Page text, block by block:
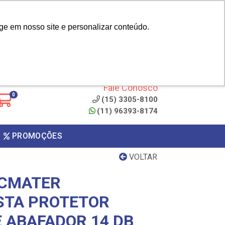
em nosso site e personalizar conteúdo.
0
Fale Conosco
(15) 3305-8100
(11) 96393-8174
PROMOÇÕES
VOLTAR
PROTETOR
ABAFADOR 14 DB